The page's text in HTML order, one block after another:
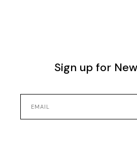
Sign up for